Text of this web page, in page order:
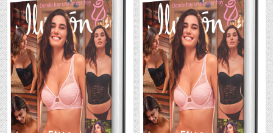
Posted
in
Posted
in